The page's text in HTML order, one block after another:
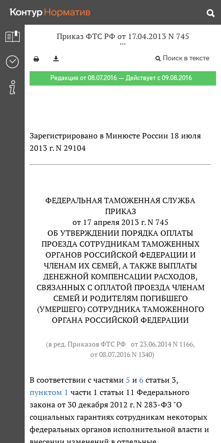
Приказ ФТС РФ от 17.04.2013 N 745
Поиск в тексте
Редакция от 08.07.2016 — Действует с 09.08.2016
Зарегистрировано в Минюсте России 18 июля
2013 г. N 29104
ФЕДЕРАЛЬНАЯ ТАМОЖЕННАЯ СЛУЖБА
ПРИКАЗ
от 17 апреля 2013 г. N 745
ОБ УТВЕРЖДЕНИИ ПОРЯДКА ОПЛАТЫ
ПРОЕЗДА СОТРУДНИКАМ ТАМОЖЕННЫХ
ОРГАНОВ РОССИЙСКОЙ ФЕДЕРАЦИИ И
ЧЛЕНАМ ИХ СЕМЕЙ, А ТАКЖЕ ВЫПЛАТЫ
ДЕНЕЖНОЙ КОМПЕНСАЦИИ РАСХОДОВ,
СВЯЗАННЫХ С ОПЛАТОЙ ПРОЕЗДА ЧЛЕНАМ
СЕМЕЙ И РОДИТЕЛЯМ ПОГИБШЕГО
(УМЕРШЕГО) СОТРУДНИКА ТАМОЖЕННОГО
ОРГАНА РОССИЙСКОЙ ФЕДЕРАЦИИ
(в ред. Приказов ФТС РФ от 23.06.2014 N 1166,
от 08.07.2016 N 1340)
В соответствии с частями 5 и 6 статьи 3,
пунктом 1 части 1 статьи 11 Федерального
закона от 30 декабря 2012 г. N 283-ФЗ "О
социальных гарантиях сотрудникам некоторых
федеральных органов исполнительной власти и